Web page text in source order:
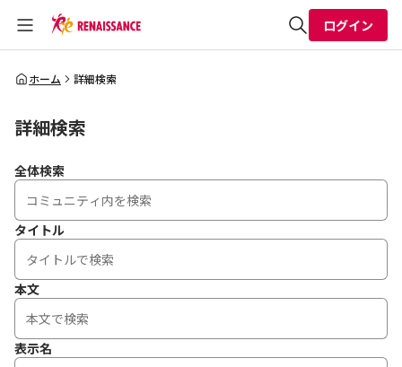
全体検索
ログイン
ホーム 詳細検索
詳細検索
全体検索
タイトル
本文
表示名